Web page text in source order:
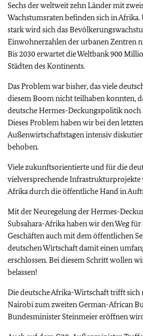
Sechs der weltweit zehn Länder mit
Wachstumsraten befinden sich in
stark wird sich das
Einwohnerzahlen der urbanen Zentren
Bis 2030 erwartet die Weltbank 900
Städten des Kontinents.
Das Problem war bisher, das viele
diesem Boom nicht teilhaben konnten,
deutsche Hermes-Deckungspolitik
Dieses Problem haben wir bei den letzten
Außenwirtschaftstagen intensiv
behoben.
Viele zukunftsorientierte und für die
vielversprechende Infrastrukturprojekte
Afrika durch die öffentliche Hand in
Mit der Neuregelung der Hermes-
Subsahara-Afrika haben wir den Weg
Geschäften auch mit dem öffentlichen
deutschen Wirtschaft damit einen
erschlossen. Bei diesem Schritt wollen
belassen!
Die deutsche Afrika-Wirtschaft trifft sich
Nairobi zum zweiten German-African
Bundesminister Steinmeier eröffnen